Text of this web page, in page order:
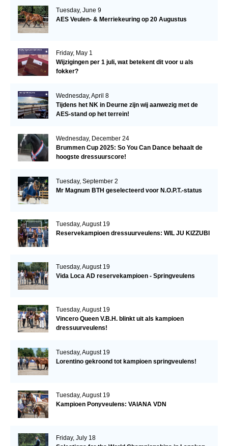
Tuesday, June 9
AES Veulen- & Merriekeuring op 20 Augustus
Friday, May 1
Wijzigingen per 1 juli, wat betekent dit voor u als
fokker?
Wednesday, April 8
Tijdens het NK in Deurne zijn wij aanwezig met de
AES-stand op het terrein!
Wednesday, December 24
Brummen Cup 2025: So You Can Dance behaalt de
hoogste dressuurscore!
Tuesday, September 2
Mr Magnum BTH geselecteerd voor N.O.P.T.-status
Tuesday, August 19
Reservekampioen dressuurveulens: WIL JU KIZZUBI
Tuesday, August 19
Vida Loca AD reservekampioen - Springveulens
Tuesday, August 19
Vincero Queen V.B.H. blinkt uit als kampioen
dressuurveulens!
Tuesday, August 19
Lorentino gekroond tot kampioen springveulens!
Tuesday, August 19
Kampioen Ponyveulens: VAIANA VDN
Friday, July 18